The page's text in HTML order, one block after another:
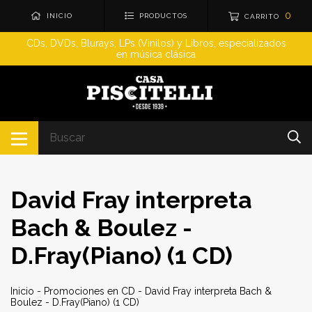
INICIO PRODUCTOS CARRITO 0
CDs, DVDs, Blurays, LPs (Vinilos) y Libros, especializados
en música clásica
David Fray interpreta
Bach & Boulez -
D.Fray(Piano) (1 CD)
Inicio - Promociones en CD - David Fray interpreta Bach &
Boulez - D.Fray(Piano) (1 CD)